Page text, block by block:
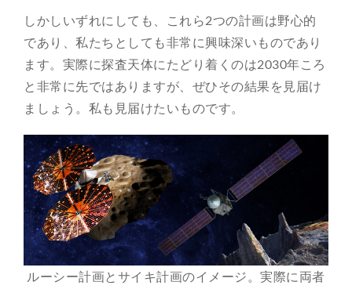
しかしいずれにしても、これら2つの計画は野心的
であり、私たちとしても非常に興味深いものであり
ます。実際に探査天体にたどり着くのは2030年ころ
と非常に先ではありますが、ぜひその結果を見届け
ましょう。私も見届けたいものです。
ルーシー計画とサイキ計画のイメージ。実際に両者